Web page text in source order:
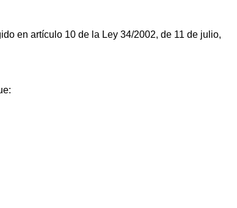
en artículo 10 de la Ley 34/2002, de 11 de julio,